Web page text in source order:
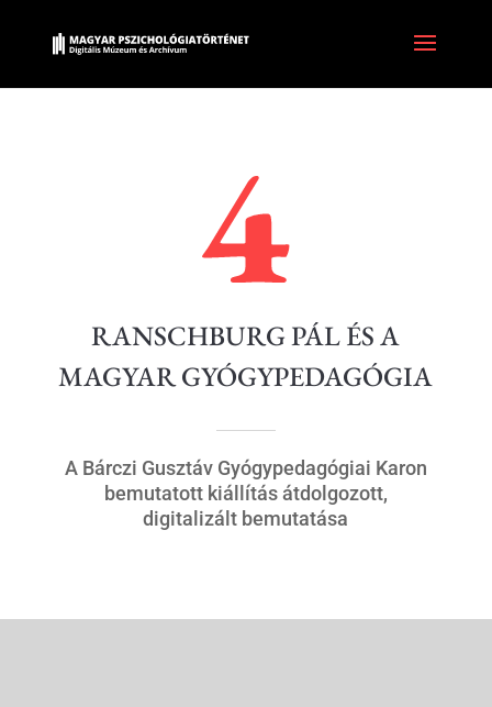
RANSCHBURG PÁL ÉS A
MAGYAR GYÓGYPEDAGÓGIA
A Bárczi Gusztáv Gyógypedagógiai Karon
bemutatott kiállítás átdolgozott,
digitalizált bemutatása